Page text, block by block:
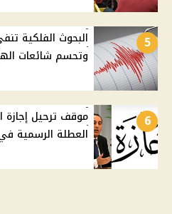
5
البحوث الفلكية
وتحسم شائعات
6
العطلة الرسمية